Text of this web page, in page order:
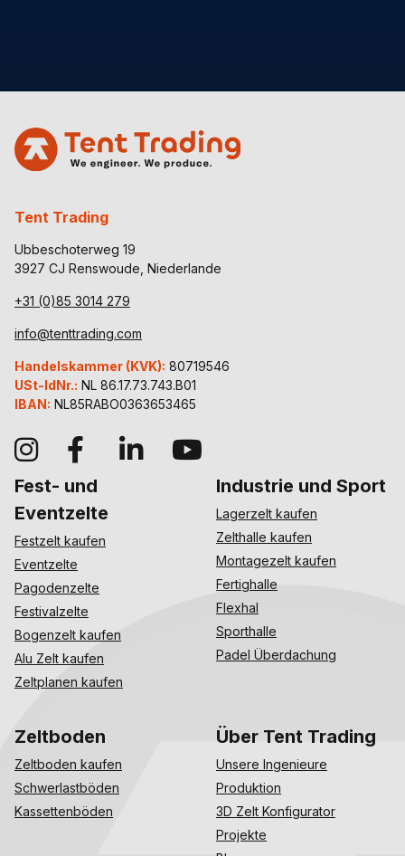
Tent Trading
Ubbeschoterweg 19
3927 CJ Renswoude, Niederlande
+31 (0)85 3014 279
info@tenttrading.com
Handelskammer (KVK): 80719546
USt-IdNr.: NL 86.17.73.743.B01
IBAN: NL85RABO0363653465
Fest- und
Eventzelte
Festzelt kaufen
Eventzelte
Pagodenzelte
Festivalzelte
Bogenzelt kaufen
Alu Zelt kaufen
Zeltplanen kaufen
Industrie und Sport
Lagerzelt kaufen
Zelthalle kaufen
Montagezelt kaufen
Fertighalle
Flexhal
Sporthalle
Padel Überdachung
Zeltboden
Zeltboden kaufen
Schwerlastböden
Kassettenböden
Über Tent Trading
Unsere Ingenieure
Produktion
3D Zelt Konfigurator
Projekte